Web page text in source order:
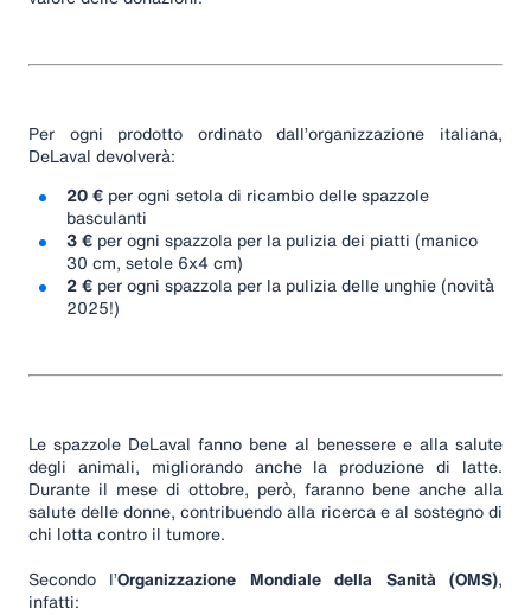
Per ogni prodotto ordinato dall’organizzazione italiana,
DeLaval devolverà:
20 € per ogni setola di ricambio delle spazzole
basculanti
3 € per ogni spazzola per la pulizia dei piatti (manico
30 cm, setole 6x4 cm)
2 € per ogni spazzola per la pulizia delle unghie (novità
2025!)
Le spazzole DeLaval fanno bene al benessere e alla salute
degli animali, migliorando anche la produzione di latte.
Durante il mese di ottobre, però, faranno bene anche alla
salute delle donne, contribuendo alla ricerca e al sostegno di
chi lotta contro il tumore.
Secondo l’Organizzazione Mondiale della Sanità (OMS),
infatti: